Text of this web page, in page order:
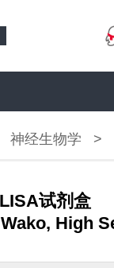
神经生物学 >
试剂盒
High